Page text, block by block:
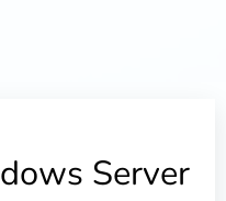
Server